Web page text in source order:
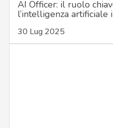
AI Officer: il ruolo
l’intelligenza artificiale
30 Lug 2025